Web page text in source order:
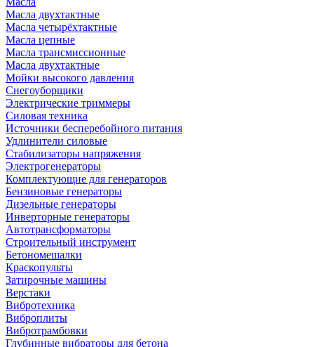
Масла двухтактные
Масла четырёхтактные
Масла цепные
Масла трансмиссионные
Масла двухтактные
Мойки высокого давления
Снегоуборщики
Электрические триммеры
Силовая техника
Источники бесперебойного питания
Удлинители силовые
Стабилизаторы напряжения
Электрогенераторы
Комплектующие для генераторов
Бензиновые генераторы
Дизельные генераторы
Инверторные генераторы
Автотрансформаторы
Строительный инструмент
Бетономешалки
Краскопульты
Затирочные машины
Верстаки
Вибротехника
Виброплиты
Вибротрамбовки
Глубинные вибраторы для бетона